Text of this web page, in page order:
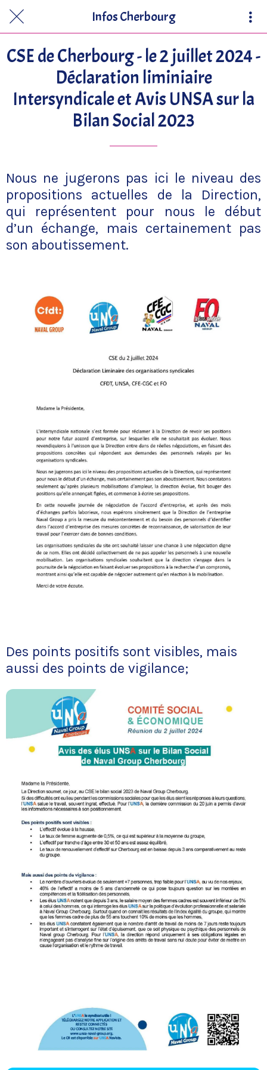
Infos Cherbourg
CSE de Cherbourg - le 2 juillet 2024 -
Déclaration liminiaire
Intersyndicale et Avis UNSA sur la
Bilan Social 2023
Nous ne jugerons pas ici le niveau des
propositions actuelles de la Direction,
qui représentent pour nous le début
d’un échange, mais certainement pas
son aboutissement.
Des points positifs sont visibles, mais
aussi des points de vigilance;